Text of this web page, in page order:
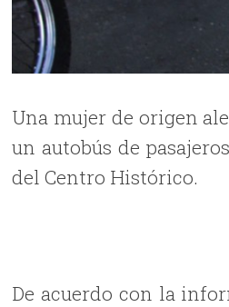
Una mujer de origen
un autobús de
del Centro Histórico.
De acuerdo con la